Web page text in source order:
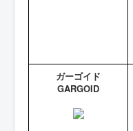
ガーゴイド
GARGOID